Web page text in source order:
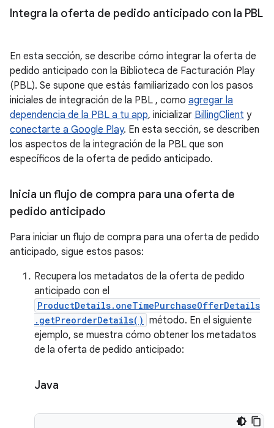
Integra la oferta de pedido anticipado con la PBL
En esta sección, se describe cómo integrar la oferta de
pedido anticipado con la Biblioteca de Facturación Play
(PBL). Se supone que estás familiarizado con los pasos
iniciales de integración de la PBL , como agregar la
dependencia de la PBL a tu app, inicializar BillingClient y
conectarte a Google Play. En esta sección, se describen
los aspectos de la integración de la PBL que son
específicos de la oferta de pedido anticipado.
Inicia un flujo de compra para una oferta de
pedido anticipado
Para iniciar un flujo de compra para una oferta de pedido
anticipado, sigue estos pasos:
Recupera los metadatos de la oferta de pedido
anticipado con el
ProductDetails.oneTimePurchaseOfferDetails
.getPreorderDetails() método. En el siguiente
ejemplo, se muestra cómo obtener los metadatos
de la oferta de pedido anticipado:
Java